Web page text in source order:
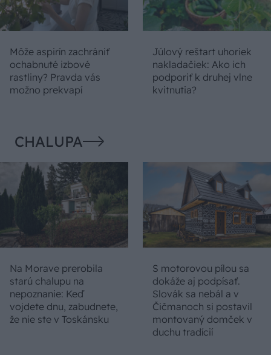
Môže aspirín zachrániť
ochabnuté izbové
rastliny? Pravda vás
možno prekvapí
Júlový reštart uhoriek
nakladačiek: Ako ich
podporiť k druhej vlne
kvitnutia?
CHALUPA
Na Morave prerobila
starú chalupu na
nepoznanie: Keď
vojdete dnu, zabudnete,
že nie ste v Toskánsku
S motorovou pílou sa
dokáže aj podpísať.
Slovák sa nebál a v
Čičmanoch si postavil
montovaný domček v
duchu tradícií